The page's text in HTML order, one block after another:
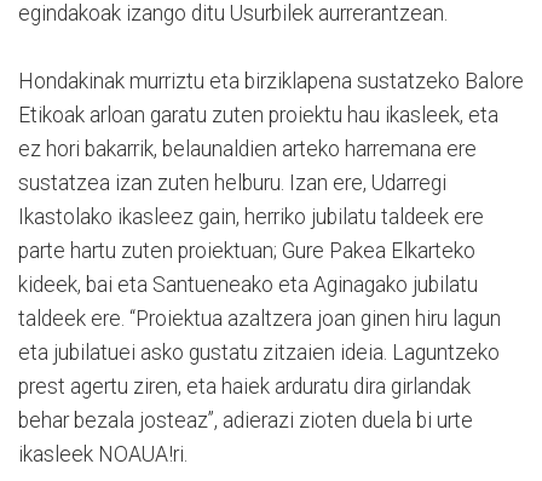
egindakoak izango ditu Usurbilek aurrerantzean.
Hondakinak murriztu eta birziklapena sustatzeko Balore
Etikoak arloan garatu zuten proiektu hau ikasleek, eta
ez hori bakarrik, belaunaldien arteko harremana ere
sustatzea izan zuten helburu. Izan ere, Udarregi
Ikastolako ikasleez gain, herriko jubilatu taldeek ere
parte hartu zuten proiektuan; Gure Pakea Elkarteko
kideek, bai eta Santueneako eta Aginagako jubilatu
taldeek ere. “Proiektua azaltzera joan ginen hiru lagun
eta jubilatuei asko gustatu zitzaien ideia. Laguntzeko
prest agertu ziren, eta haiek arduratu dira girlandak
behar bezala josteaz”, adierazi zioten duela bi urte
ikasleek NOAUA!ri.